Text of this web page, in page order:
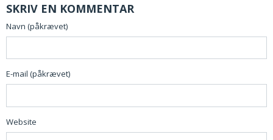
SKRIV EN KOMMENTAR
Navn (påkrævet)
E-mail (påkrævet)
Website